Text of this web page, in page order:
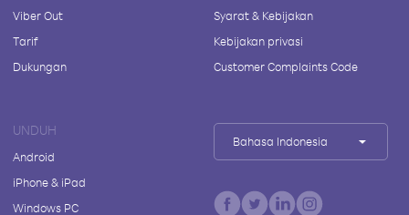
Viber Out
Tarif
Dukungan
Syarat & Kebijakan
Kebijakan privasi
Customer Complaints Code
UNDUH
Android
iPhone & iPad
Windows PC
Bahasa Indonesia